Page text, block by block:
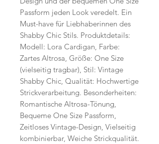
Passform jeden Look veredelt. Ein
Must-have für Liebhaberinnen des
Shabby Chic Stils. Produktdetails:
Modell: Lora Cardigan, Farbe:
Zartes Altrosa, Größe: One Size
(vielseitig tragbar), Stil: Vintage
Shabby Chic, Qualität: Hochwertige
Strickverarbeitung. Besonderheiten:
Romantische Altrosa-Tönung,
Bequeme One Size Passform,
Zeitloses Vintage-Design, Vielseitig
kombinierbar, Weiche Strickqualität.